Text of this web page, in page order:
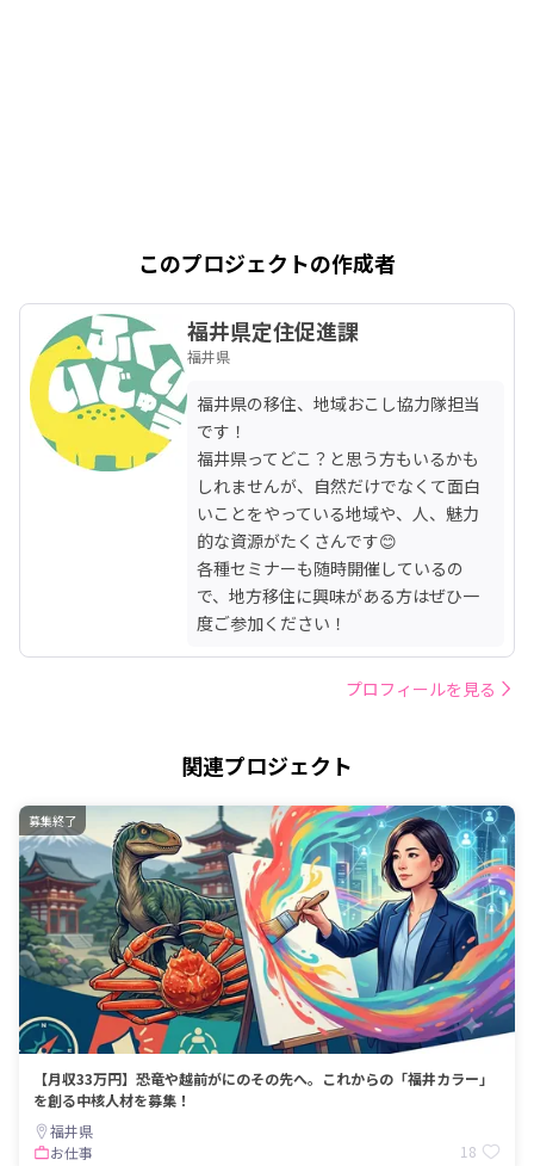
このプロジェクトの作成者
福井県定住促進課
福井県
福井県の移住、地域おこし協力隊担当
です！
福井県ってどこ？と思う方もいるかも
しれませんが、自然だけでなくて面白
いことをやっている地域や、人、魅力
的な資源がたくさんです😊
各種セミナーも随時開催しているの
で、地方移住に興味がある方はぜひ一
度ご参加ください！
プロフィールを見る
関連プロジェクト
募集終了
【月収33万円】恐竜や越前がにのその先へ。これからの「福井カラー」
を創る中核人材を募集！
福井県
お仕事
18